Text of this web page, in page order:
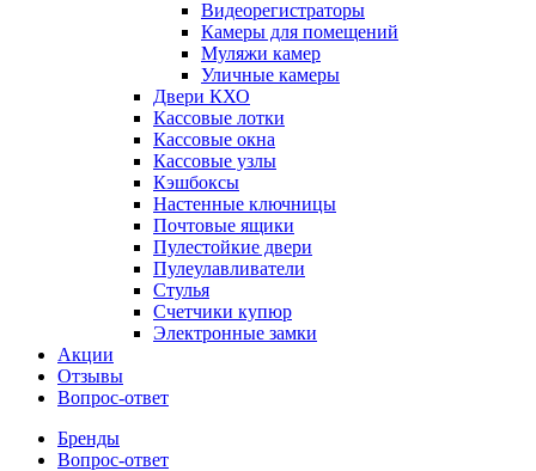
Видеорегистраторы
Камеры для помещений
Муляжи камер
Уличные камеры
Двери КХО
Кассовые лотки
Кассовые окна
Кассовые узлы
Кэшбоксы
Настенные ключницы
Почтовые ящики
Пулестойкие двери
Пулеулавливатели
Стулья
Счетчики купюр
Электронные замки
Акции
Отзывы
Вопрос-ответ
Бренды
Вопрос-ответ